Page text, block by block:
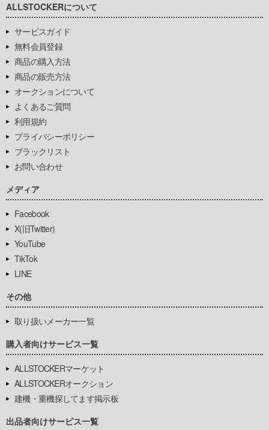
ALLSTOCKERについて
サービスガイド
無料会員登録
商品の購入方法
商品の販売方法
オークションについて
よくあるご質問
利用規約
プライバシーポリシー
ブラックリスト
お問い合わせ
メディア
Facebook
X(旧Twitter)
YouTube
TikTok
LINE
その他
取り扱いメーカー一覧
購入者向けサービス一覧
ALLSTOCKERマーケット
ALLSTOCKERオークション
建機・重機探してます掲示板
出品者向けサービス一覧